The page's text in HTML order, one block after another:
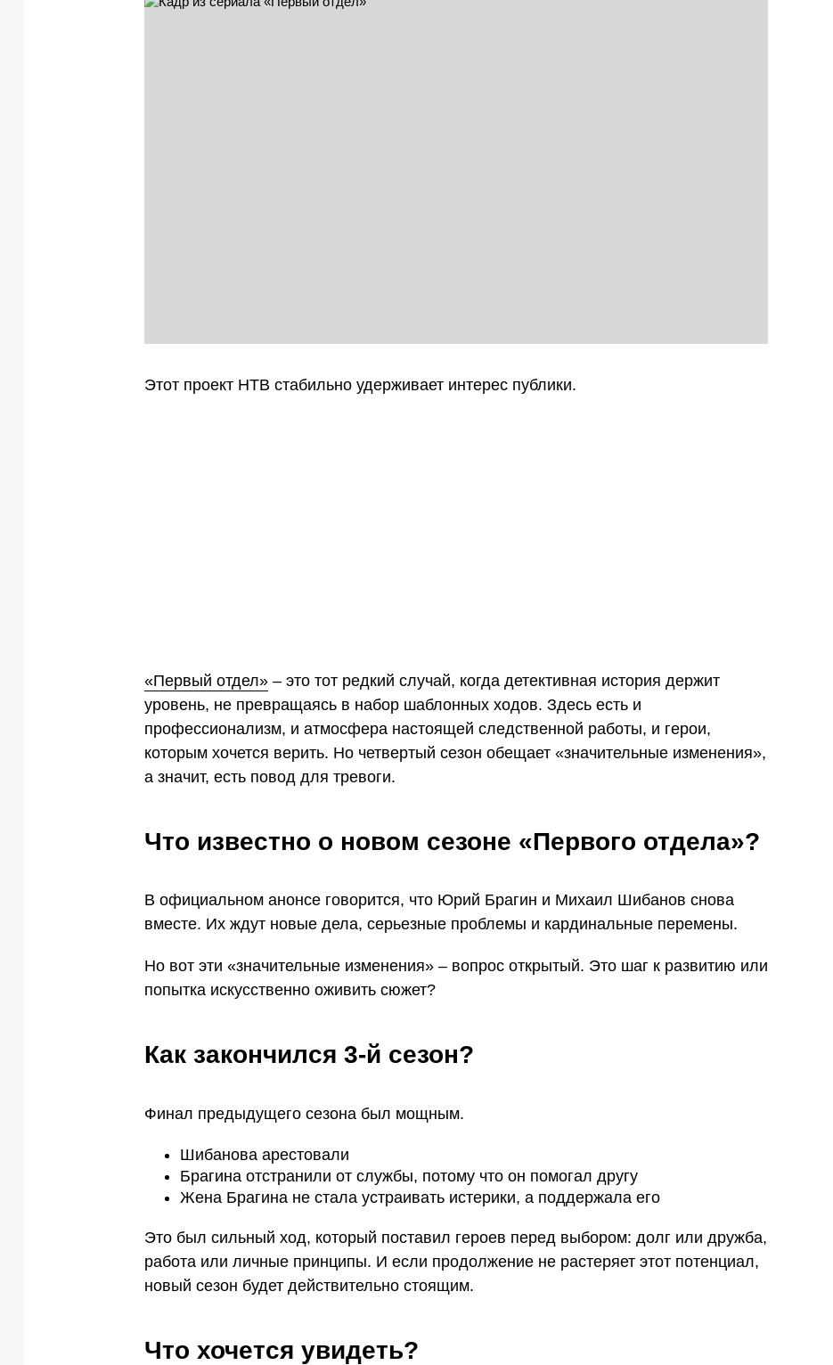
Этот проект НТВ стабильно удерживает интерес публики.
«Первый отдел» – это тот редкий случай, когда детективная история держит
уровень, не превращаясь в набор шаблонных ходов. Здесь есть и
профессионализм, и атмосфера настоящей следственной работы, и герои,
которым хочется верить. Но четвертый сезон обещает «значительные изменения»,
а значит, есть повод для тревоги.
Что известно о новом сезоне «Первого отдела»?
В официальном анонсе говорится, что Юрий Брагин и Михаил Шибанов снова
вместе. Их ждут новые дела, серьезные проблемы и кардинальные перемены.
Но вот эти «значительные изменения» – вопрос открытый. Это шаг к развитию или
попытка искусственно оживить сюжет?
Как закончился 3-й сезон?
Финал предыдущего сезона был мощным.
Шибанова арестовали
Брагина отстранили от службы, потому что он помогал другу
Жена Брагина не стала устраивать истерики, а поддержала его
Это был сильный ход, который поставил героев перед выбором: долг или дружба,
работа или личные принципы. И если продолжение не растеряет этот потенциал,
новый сезон будет действительно стоящим.
Что хочется увидеть?